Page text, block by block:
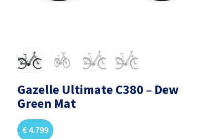
Gazelle Ultimate C380 – Dew
Green Mat
€ 4.799